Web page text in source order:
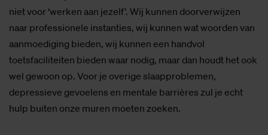
niet voor ‘werken aan jezelf’. Wij kunnen doorverwijzen
naar professionele instanties, wij kunnen wat woorden van
aanmoediging bieden, wij kunnen een handvol
toetsfaciliteiten bieden waar nodig, maar dan houdt het ook
wel gewoon op. Voor je overige slaapproblemen,
depressieve gevoelens en mentale barrières zul je echt
hulp buiten onze muren moeten zoeken.